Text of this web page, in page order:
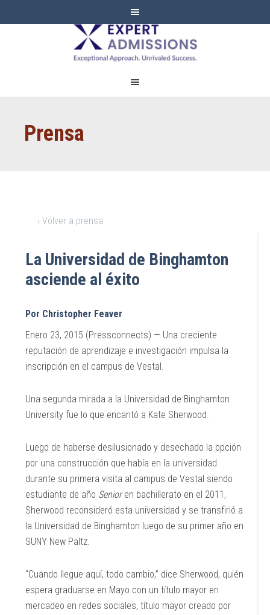
EXPERT
ADMISSIONS
Prensa
‹ Volver a prensa
La Universidad de Binghamton
asciende al éxito
Por Christopher Feaver
Enero 23, 2015 (Pressconnects) — Una creciente
reputación de aprendizaje e investigación impulsa la
inscripción en el campus de Vestal.
Una segunda mirada a la Universidad de Binghamton
University fue lo que encantó a Kate Sherwood.
Luego de haberse desilusionado y desechado la opción
por una construcción que había en la universidad
durante su primera visita al campus de Vestal siendo
estudiante de año Senioren bachillerato en el 2011,
Sherwood reconsideró esta universidad y se transfirió a
la Universidad de Binghamton luego de su primer año en
SUNY New Paltz.
“Cuando llegue aquí, todo cambio,” dice Sherwood, quién
espera graduarse en Mayo con un título mayor en
mercadeo en redes sociales, título mayor creado por